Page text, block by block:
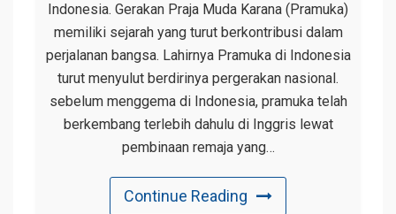
Indonesia. Gerakan Praja Muda Karana (Pramuka)
memiliki sejarah yang turut berkontribusi dalam
perjalanan bangsa. Lahirnya Pramuka di Indonesia
turut menyulut berdirinya pergerakan nasional.
sebelum menggema di Indonesia, pramuka telah
berkembang terlebih dahulu di Inggris lewat
pembinaan remaja yang…
Continue Reading